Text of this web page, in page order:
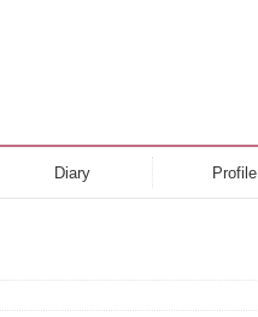
Diary Profile